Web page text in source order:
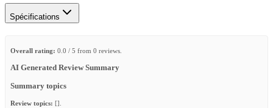
Spécifications
Overall rating: 0.0 / 5 from 0 reviews.
AI Generated Review Summary
Summary topics
Review topics: [].